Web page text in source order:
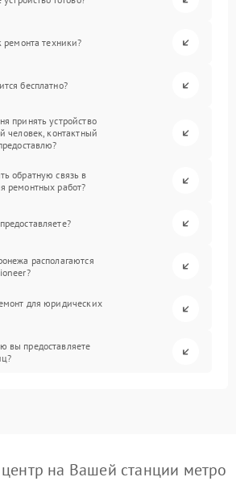
ремонта техники?
бесплатно?
принять устройство
человек, контактный
обратную связь в
ремонтных работ?
располагаются
для юридических
вы предоставляете
на Вашей станции метро